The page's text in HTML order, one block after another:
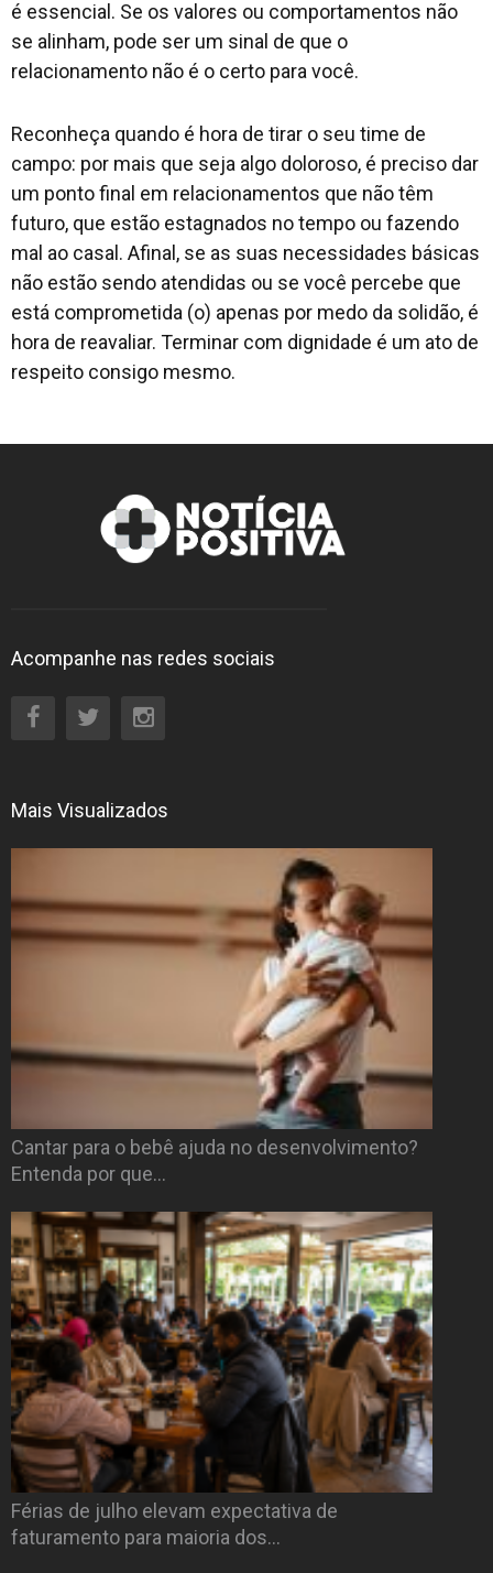
é essencial. Se os valores ou comportamentos não
se alinham, pode ser um sinal de que o
relacionamento não é o certo para você.
Reconheça quando é hora de tirar o seu time de
campo: por mais que seja algo doloroso, é preciso dar
um ponto final em relacionamentos que não têm
futuro, que estão estagnados no tempo ou fazendo
mal ao casal. Afinal, se as suas necessidades básicas
não estão sendo atendidas ou se você percebe que
está comprometida (o) apenas por medo da solidão, é
hora de reavaliar. Terminar com dignidade é um ato de
respeito consigo mesmo.
Acompanhe nas redes sociais
Mais Visualizados
Cantar para o bebê ajuda no desenvolvimento?
Entenda por que…
Férias de julho elevam expectativa de
faturamento para maioria dos…